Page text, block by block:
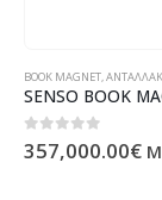
BOOK MAGNET,ΑΝΤΑΛΛΑΚΤΙΚΆ -
0 out of 5
357,000.00€